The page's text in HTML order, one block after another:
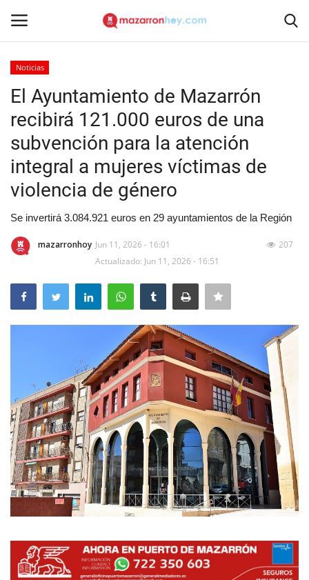
Inicio
Contacto
Noticias
Reportajes
Mapa de Mazarrón
Vídeos
Galerías
Contacto
Empresas
Noticias
El Ayuntamiento de Mazarrón
recibirá 121.000 euros de una
subvención para la atención
integral a mujeres víctimas de
violencia de género
Se invertirá 3.084.921 euros en 29 ayuntamientos de la Región
mazarronhoy Jun 11, 2026 - 16:01
Actualizado: Jun 11, 2026 - 16:51
207